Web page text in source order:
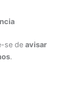
se deavisar
.